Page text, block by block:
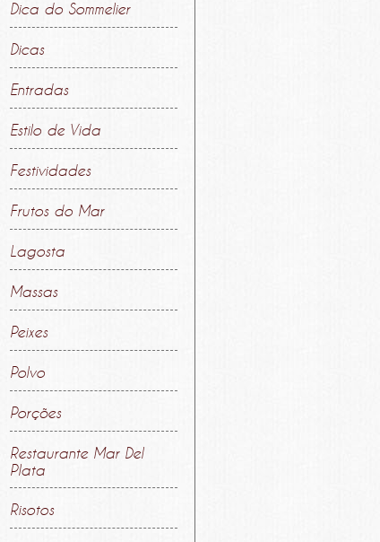
Dica do Sommelier
Dicas
Entradas
Estilo de Vida
Festividades
Frutos do Mar
Lagosta
Massas
Peixes
Polvo
Porções
Restaurante Mar Del
Plata
Risotos